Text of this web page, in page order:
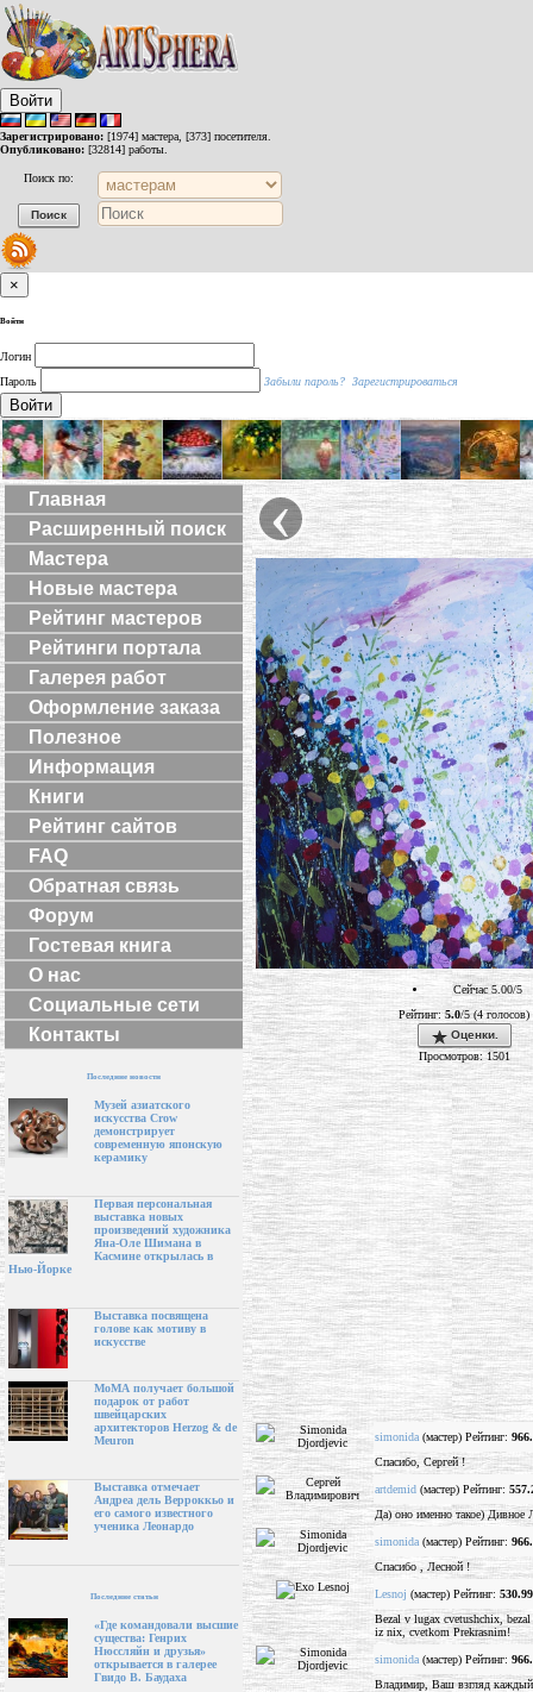
Войти
Зарегистрировано: [1974] мастера, [373] посетителя.
Опубликовано: [32814] работы.
Поиск по:
×
Войти
Логин
Пароль
Забыли пароль? Зарегистрироваться
Войти
Главная
Расширенный поиск
Мастера
Новые мастера
Рейтинг мастеров
Рейтинги портала
Галерея работ
Оформление заказа
Полезное
Информация
Книги
Рейтинг сайтов
FAQ
Обратная связь
Форум
Гостевая книга
О нас
Социальные сети
Контакты
Последние новости
Музей азиатского
искусства Crow
демонстрирует
современную японскую
керамику
Первая персональная
выставка новых
произведений художника
Яна-Оле Шимана в
Касмине открылась в
Нью-Йорке
Выставка посвящена
голове как мотиву в
искусстве
МоМА получает большой
подарок от работ
швейцарских
архитекторов Herzog & de
Meuron
Выставка отмечает
Андреа дель Верроккьо и
его самого известного
ученика Леонардо
Последние статьи
«Где командовали высшие
существа: Генрих
Нюссляйн и друзья»
открывается в галерее
Гвидо В. Баудаха
‹
Сейчас 5.00/5
Рейтинг:5.0/5 (4 голосов)
Оценки.
Просмотров: 1501
simonida (мастер) Рейтинг:
Спасибо, Сергей !
artdemid (мастер) Рейтинг:
Да) оно именно такое)
simonida (мастер) Рейтинг:
Спасибо , Лесной !
Lesnoj (мастер) Рейтинг: 530.99
Bezal v lugax cvetushchix,
iz nix, cvetkom Prekrasnim!
simonida (мастер) Рейтинг:
Владимир, Ваш взгляд каждый